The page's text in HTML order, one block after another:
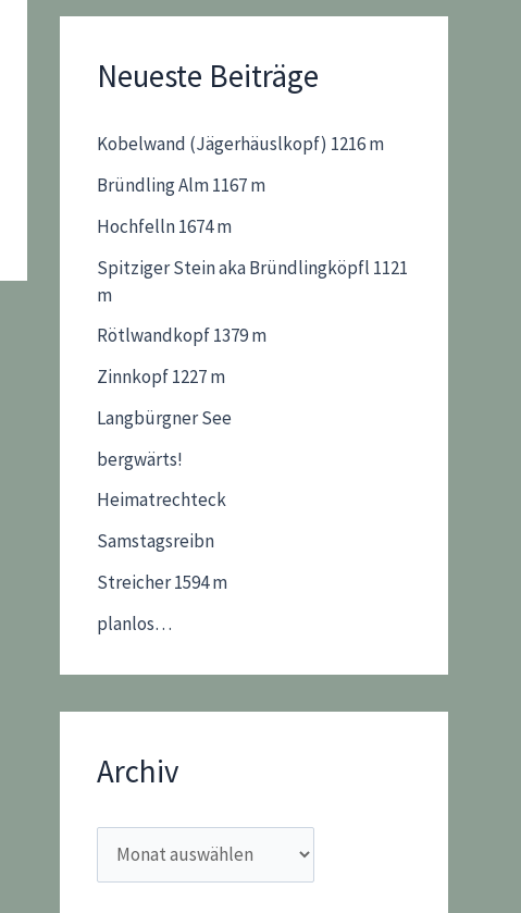
Neueste Beiträge
Kobelwand (Jägerhäuslkopf) 1216 m
Bründling Alm 1167 m
Hochfelln 1674 m
Spitziger Stein aka Bründlingköpfl 1121
m
Rötlwandkopf 1379 m
Zinnkopf 1227 m
Langbürgner See
bergwärts!
Heimatrechteck
Samstagsreibn
Streicher 1594 m
planlos…
Archiv
r